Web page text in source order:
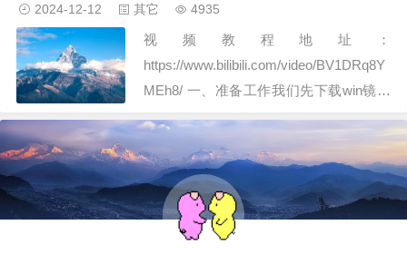
2024-12-12 其它 4935
视频教程地址：
https://www.bilibili.com/video/BV1DRq8Y
MEh8/ 一、准备工作我们先下载win镜像
https://www.microsoft.com/zh-
cn/software-download/wi…